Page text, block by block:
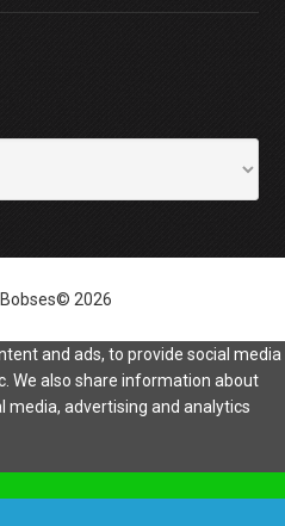
2026
and ads, to provide social media
We also share information about
media, advertising and analytics